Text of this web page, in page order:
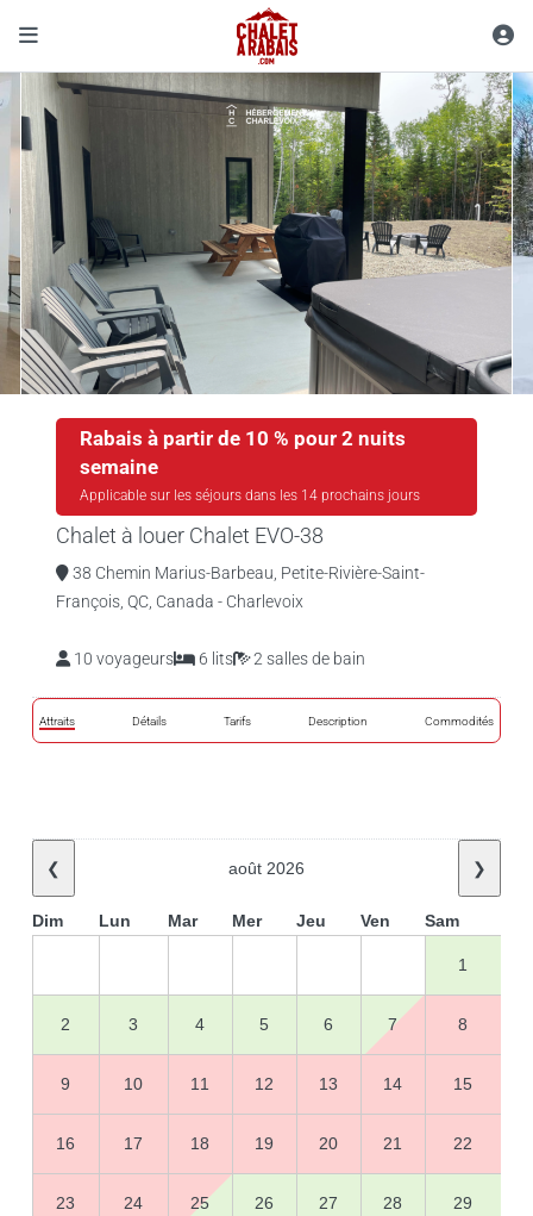
Rabais à partir de 10 % pour 2 nuits
semaine
Applicable sur les séjours dans les 14 prochains jours
Chalet à louer Chalet EVO-38
38 Chemin Marius-Barbeau, Petite-Rivière-Saint-
François, QC, Canada - Charlevoix
10 voyageurs 6 lits 2 salles de bain
Attraits Détails Tarifs Description Commodités
❮ août 2026 ❯
Dim Lun Mar Mer Jeu Ven Sam
1
2 3 4 5 6 7 8
9 10 11 12 13 14 15
16 17 18 19 20 21 22
23 24 25 26 27 28 29